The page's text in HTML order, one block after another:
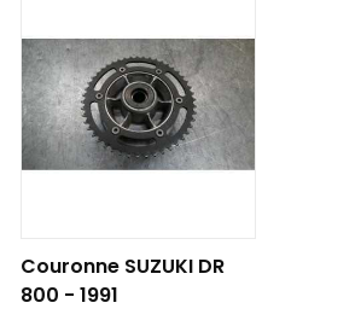
Couronne SUZUKI DR
800 - 1991